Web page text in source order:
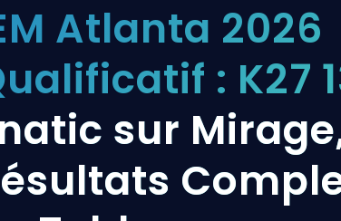
Atlanta 2026
: K27
sur